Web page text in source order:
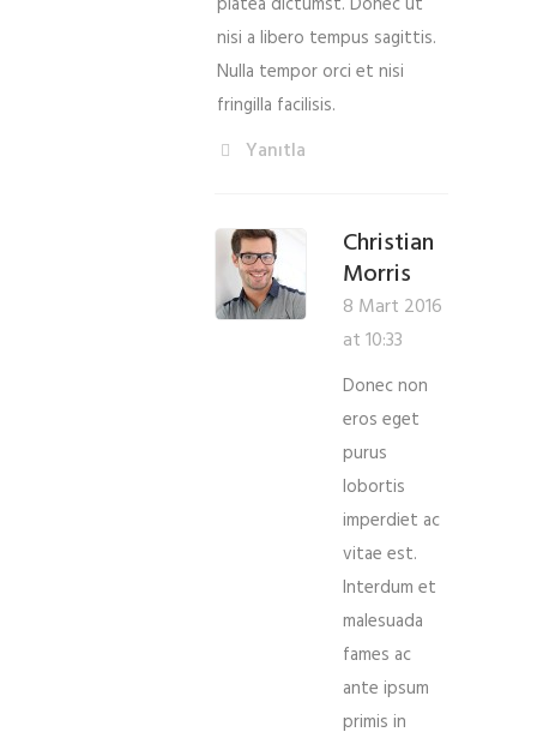
nisi a libero tempus sagittis.
Nulla tempor orci et nisi
fringilla facilisis.
Yanıtla
Christian
Morris
8 Mart 2016
at 10:33
Donec non
eros eget
purus
lobortis
imperdiet ac
vitae est.
Interdum et
malesuada
fames ac
ante ipsum
primis in